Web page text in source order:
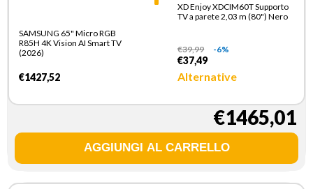
SAMSUNG 65" Micro RGB
R85H 4K Vision AI Smart TV
(2026)
€1427,52
XD Enjoy XDCIM60T Supporto
TV a parete 2,03 m (80") Nero
€39,99 -6%
€37,49
Alternative
€1465,01